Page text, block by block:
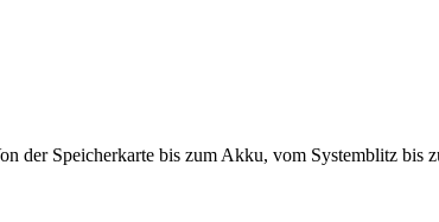
Speicherkarte bis zum Akku, vom Systemblitz bis